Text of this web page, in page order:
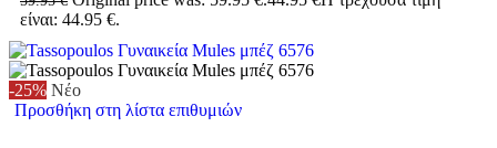
είναι: 44.95 €.
-25% Νέο
Προσθήκη στη λίστα επιθυμιών